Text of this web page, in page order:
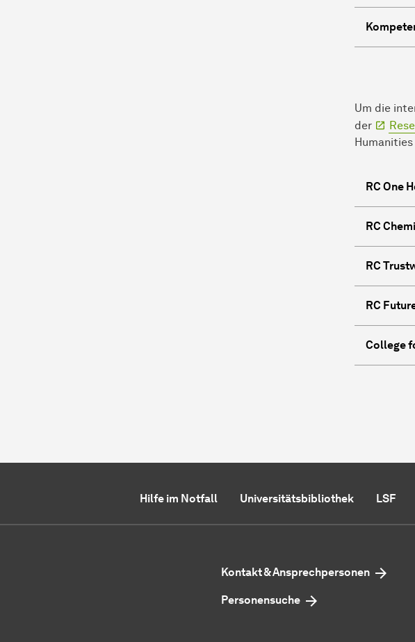
Um die
der
RC One
RC
RC
RC
College
Hilfe im Notfall Universitätsbibliothek LSF
Kontakt & Ansprechpersonen
Personensuche